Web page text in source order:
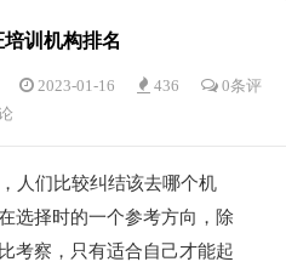
训机构排名
2023-01-16 436
0条评
人们比较纠结该去哪个机
选择时的一个参考方向，除
考察，只有适合自己才能起